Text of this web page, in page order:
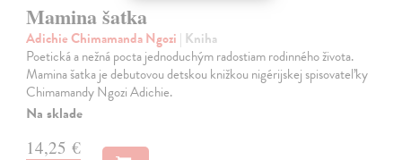
Mamina šatka
Adichie Chimamanda Ngozi | Kniha
Poetická a nežná pocta jednoduchým radostiam rodinného života.
Mamina šatka je debutovou detskou knižkou nigérijskej spisovateľky
Chimamandy Ngozi Adichie.
Na sklade
14,25 €